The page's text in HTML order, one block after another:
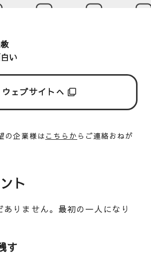
い
ウェブサイトへ
の企業様は こちらか らご連絡おねが
ト
ありません。最初の一人になり
す